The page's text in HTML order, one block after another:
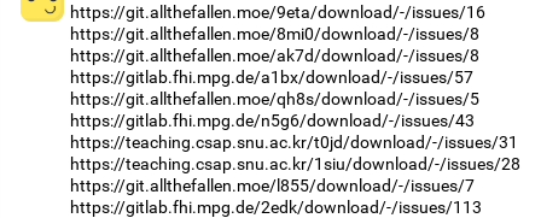
https://git.allthefallen.moe/9eta/download/-/issues/16
https://git.allthefallen.moe/8mi0/download/-/issues/8
https://git.allthefallen.moe/ak7d/download/-/issues/8
https://gitlab.fhi.mpg.de/a1bx/download/-/issues/57
https://git.allthefallen.moe/qh8s/download/-/issues/5
https://gitlab.fhi.mpg.de/n5g6/download/-/issues/43
https://teaching.csap.snu.ac.kr/t0jd/download/-/issues/31
https://teaching.csap.snu.ac.kr/1siu/download/-/issues/28
https://git.allthefallen.moe/l855/download/-/issues/7
https://gitlab.fhi.mpg.de/2edk/download/-/issues/113